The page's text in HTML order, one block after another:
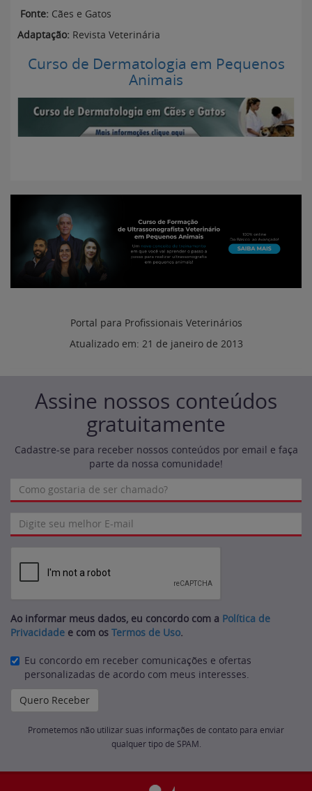
Fonte: Cães e Gatos
Adaptação: Revista Veterinária
Curso de Dermatologia em Pequenos
Animais
Portal para Profissionais Veterinários
Atualizado em: 21 de janeiro de 2013
Assine nossos conteúdos
gratuitamente
Cadastre-se para receber nossos conteúdos por email e faça
parte da nossa comunidade!
Ao informar meus dados, eu concordo com a Política de
Privacidade e com os Termos de Uso.
Eu concordo em receber comunicações e ofertas
personalizadas de acordo com meus interesses.
Prometemos não utilizar suas informações de contato para enviar
qualquer tipo de SPAM.